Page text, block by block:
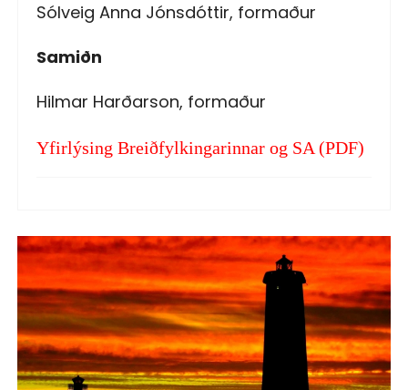
Sólveig Anna Jónsdóttir, formaður
Samiðn
Hilmar Harðarson, formaður
Yfirlýsing Breiðfylkingarinnar og SA (PDF)